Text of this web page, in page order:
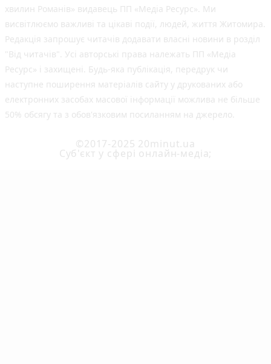
хвилин Романів» видавець ПП «Медіа Ресурс». Ми
висвітлюємо важливі та цікаві події, людей, життя Житомира.
Редакція запрошує читачів додавати власні новини в розділ
"Від читачів". Усі авторські права належать ПП «Медіа
Ресурс» і захищені. Будь-яка публiкацiя, передрук чи
наступне поширення матеріалів сайту у друкованих або
електронних засобах масової інформації можлива не більше
50% обсягу та з обов'язковим посиланням на джерело.
©2017-2025 20minut.ua
Cуб'єкт у сфері онлайн-медіа;